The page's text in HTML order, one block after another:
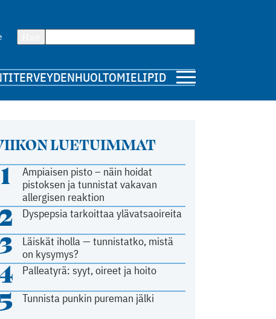
TERVEYDENHUOLTOMIELIPIDE
LUETUIMMAT
1
Ampiaisen pisto – näin hoidat
pistoksen ja tunnistat vakavan
allergisen reaktion
Dyspepsia tarkoittaa ylävatsaoireita
Läiskät iholla — tunnistatko, mistä
on kysymys?
Palleatyrä: syyt, oireet ja hoito
Tunnista punkin pureman jälki